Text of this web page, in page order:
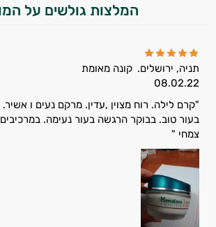
הפה
היגיינה
נשית
טיפוח
הציפורניים
והשיער
המלצות גולשים על
תניה, ירושלים. קונה מאומת
08.02.22
"קרם לילה. רוח מצוין ,עדין. מרקם נעים ו
בעור טוב. בבוקר הרגשה בעור נעימה.
צמחי "